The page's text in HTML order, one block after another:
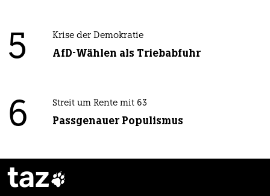
5 Krise der Demokratie
AfD-Wählen als Triebabfuhr
6 Streit um Rente mit 63
Passgenauer Populismus
taz